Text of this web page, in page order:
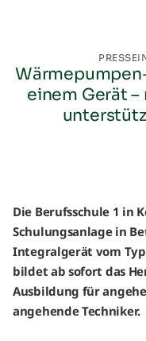
einem Gerät
Die Berufsschule 1 in
Schulungsanlage in
Integralgerät vom
bildet ab sofort das
Ausbildung für
angehende Techniker.